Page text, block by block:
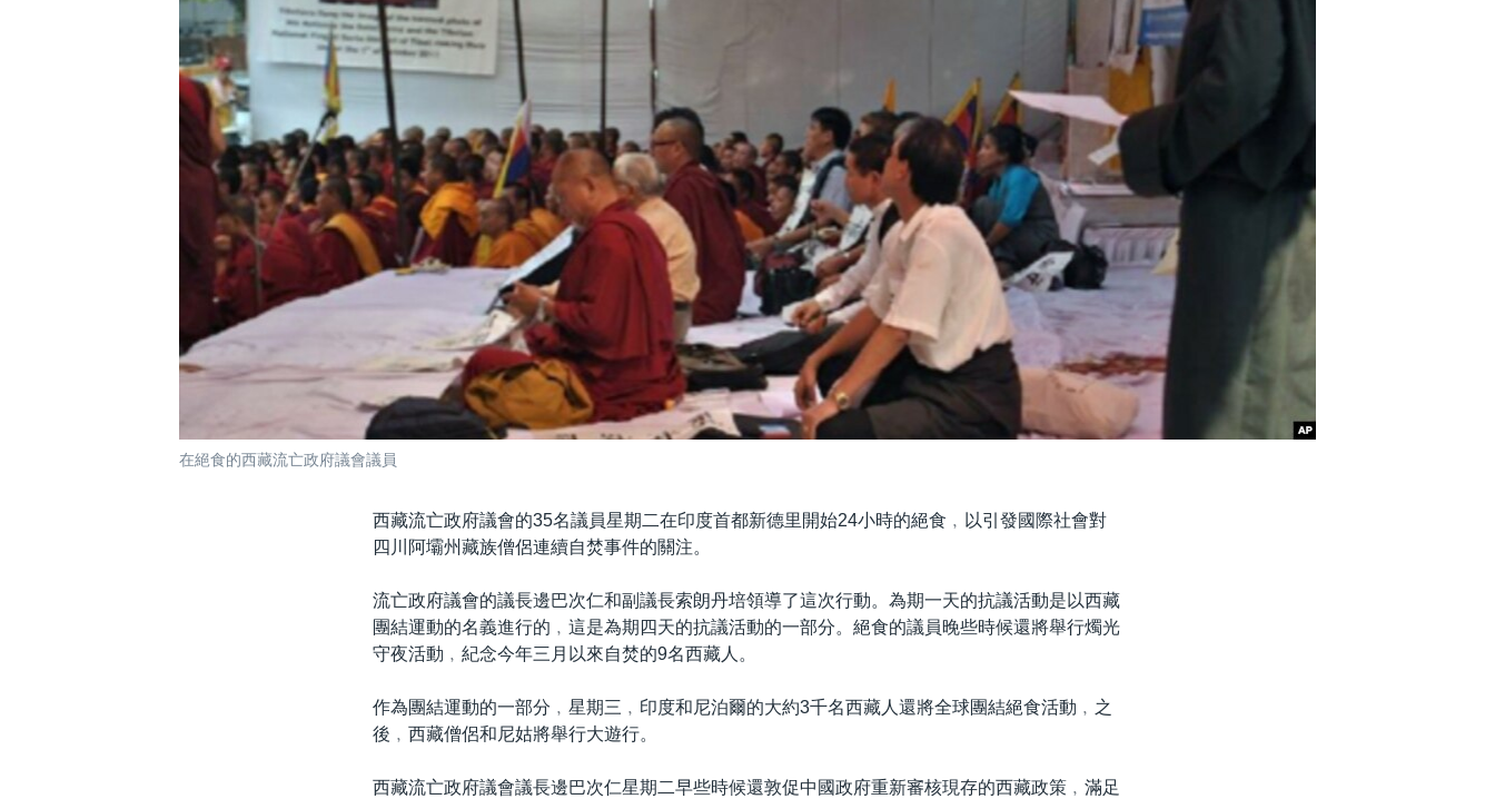
在絕食的西藏流亡政府議會議員
西藏流亡政府議會的35名議員星期二在印度首都新德里開始24小時的絕食﹐以引發國際社會對
四川阿壩州藏族僧侶連續自焚事件的關注。
流亡政府議會的議長邊巴次仁和副議長索朗丹培領導了這次行動。為期一天的抗議活動是以西藏
團結運動的名義進行的﹐這是為期四天的抗議活動的一部分。絕食的議員晚些時候還將舉行燭光
守夜活動﹐紀念今年三月以來自焚的9名西藏人。
作為團結運動的一部分﹐星期三﹐印度和尼泊爾的大約3千名西藏人還將全球團結絕食活動﹐之
後﹐西藏僧侶和尼姑將舉行大遊行。
西藏流亡政府議會議長邊巴次仁星期二早些時候還敦促中國政府重新審核現存的西藏政策﹐滿足